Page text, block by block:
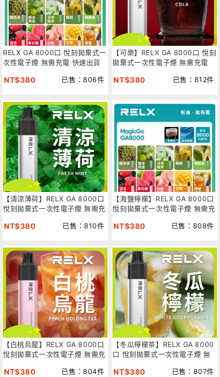
RELX GA 8000口 悅刻拋棄式一
次性電子煙 無需充電 快速出貨
NT$380 已售：806件
【可樂】RELX GA 8000口 悅刻
拋棄式一次性電子煙 無需充電
NT$380 已售：812件
【清涼薄荷】RELX GA 8000口
悅刻拋棄式一次性電子煙 無需充
NT$380 已售：810件
【海鹽檸檬】RELX GA 8000口
悅刻拋棄式一次性電子煙 無需充
NT$380 已售：808件
【白桃烏龍】RELX GA 8000口
悅刻拋棄式一次性電子煙 無需充
NT$380 已售：804件
【冬瓜檸檬茶】RELX GA 8000
口 悅刻拋棄式一次性電子煙 無
NT$380 已售：807件